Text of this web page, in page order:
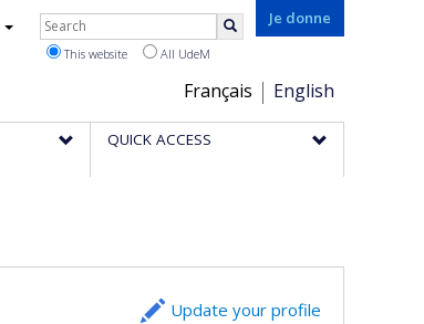
Je donne
Choix
de
la
Français English
Rechercher
This website All UdeM
QUICK ACCESS
Update your profile